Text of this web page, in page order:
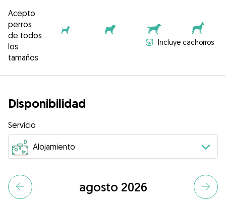
Acepto
perros
de todos
los
tamaños
Incluye cachorros
Disponibilidad
Servicio
agosto 2026